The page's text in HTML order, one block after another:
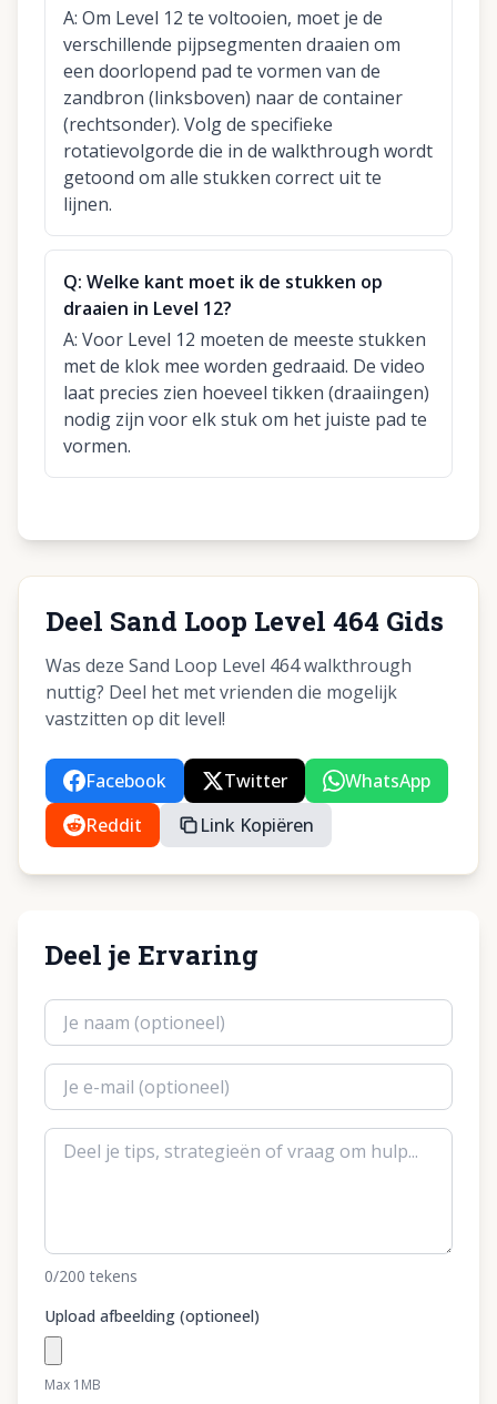
A: Om Level 12 te voltooien, moet je de
verschillende pijpsegmenten draaien om
een doorlopend pad te vormen van de
zandbron (linksboven) naar de container
(rechtsonder). Volg de specifieke
rotatievolgorde die in de walkthrough wordt
getoond om alle stukken correct uit te
lijnen.
Q: Welke kant moet ik de stukken op
draaien in Level 12?
A: Voor Level 12 moeten de meeste stukken
met de klok mee worden gedraaid. De video
laat precies zien hoeveel tikken (draaiingen)
nodig zijn voor elk stuk om het juiste pad te
vormen.
Deel Sand Loop Level 464 Gids
Was deze Sand Loop Level 464 walkthrough
nuttig? Deel het met vrienden die mogelijk
vastzitten op dit level!
Facebook Twitter
WhatsApp
Reddit
Link Kopiëren
Deel je Ervaring
0/200 tekens
Upload afbeelding (optioneel)
Max 1MB